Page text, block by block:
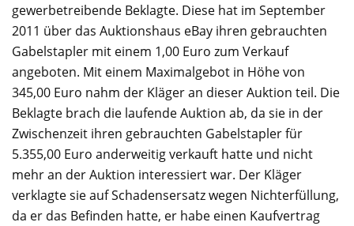
gewerbetreibende Beklagte. Diese hat im September
2011 über das Auktionshaus eBay ihren gebrauchten
Gabelstapler mit einem 1,00 Euro zum Verkauf
angeboten. Mit einem Maximalgebot in Höhe von
345,00 Euro nahm der Kläger an dieser Auktion teil. Die
Beklagte brach die laufende Auktion ab, da sie in der
Zwischenzeit ihren gebrauchten Gabelstapler für
5.355,00 Euro anderweitig verkauft hatte und nicht
mehr an der Auktion interessiert war. Der Kläger
verklagte sie auf Schadensersatz wegen Nichterfüllung,
da er das Befinden hatte, er habe einen Kaufvertrag